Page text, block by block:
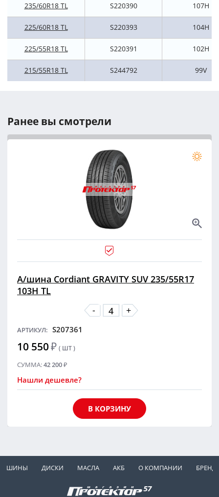
235/60R18 TL S220390 107H
225/60R18 TL S220393 104H
225/55R18 TL S220391 102H
215/55R18 TL S244792 99V
Ранее вы смотрели
А/шина Cordiant GRAVITY SUV 235/55R17
103H TL
-
+
АРТИКУЛ: S207361
10 550₽ ( ШТ )
СУММА:42 200₽
Нашли дешевле?
В КОРЗИНУ
ШИНЫ ДИСКИ МАСЛА АКБ О КОМПАНИИ